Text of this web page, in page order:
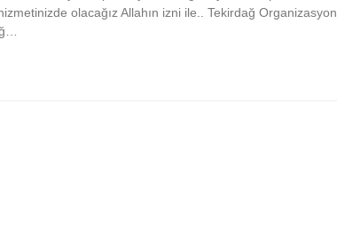
olacağız Allahın izni ile.. Tekirdağ Organizasyon